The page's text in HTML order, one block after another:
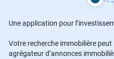
Une application pour
Votre recherche immobilière
agrégateur d’annonces